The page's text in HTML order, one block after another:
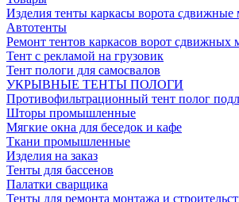
Изделия тенты каркасы ворота
Автотенты
Ремонт тентов каркасов ворот сдвижных
Тент с рекламой на грузовик
Тент пологи для самосвалов
УКРЫВНЫЕ ТЕНТЫ ПОЛОГИ
Противофильтрационный тент полог
Шторы промышленные
Мягкие окна для беседок и кафе
Ткани промышленные
Изделия на заказ
Тенты для бассенов
Палатки сварщика
Тенты для ремонта монтажа и